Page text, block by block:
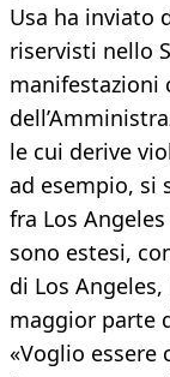
Usa ha inviato
riservisti nello
le cui derive
ad esempio, si
fra Los
sono estesi,
di Los
maggior parte
«Voglio essere